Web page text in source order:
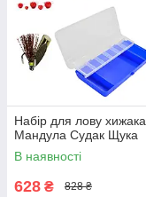
Набір для лову хижака
Мандула Судак Щука
В наявності
628 ₴ 828 ₴